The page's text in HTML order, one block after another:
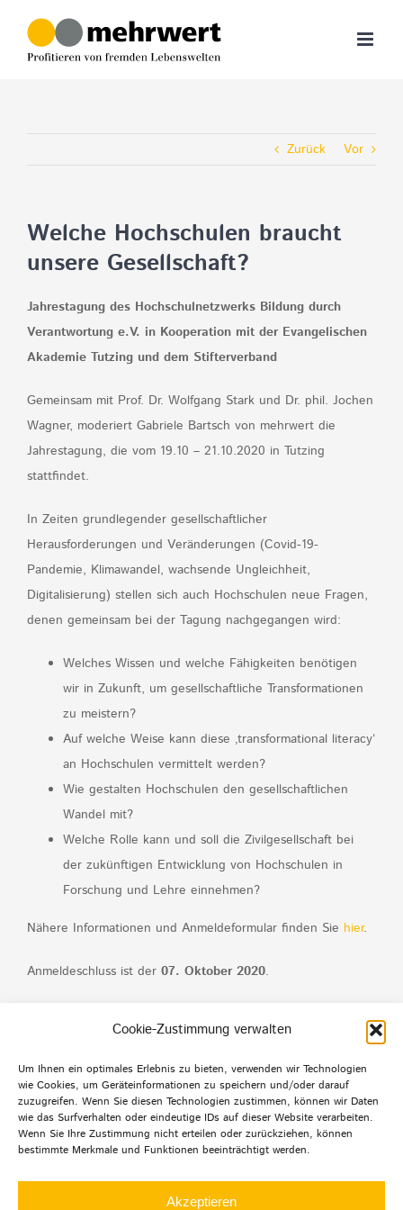
Cookie-Zustimmung verwalten
Um Ihnen ein optimales Erlebnis zu bieten, verwenden wir Technologien
wie Cookies, um Geräteinformationen zu speichern und/oder darauf
zuzugreifen. Wenn Sie diesen Technologien zustimmen, können wir Daten
wie das Surfverhalten oder eindeutige IDs auf dieser Website verarbeiten.
Wenn Sie Ihre Zustimmung nicht erteilen oder zurückziehen, können
bestimmte Merkmale und Funktionen beeinträchtigt werden.
Akzeptieren
Inhalt
springen
Zurück Vor
Welche Hochschulen braucht
unsere Gesellschaft?
Jahrestagung des Hochschulnetzwerks Bildung durch
Verantwortung e.V. in Kooperation mit der Evangelischen
Akademie Tutzing und dem Stifterverband
Gemeinsam mit Prof. Dr. Wolfgang Stark und Dr. phil. Jochen
Wagner, moderiert Gabriele Bartsch von mehrwert die
Jahrestagung, die vom 19.10 – 21.10.2020 in Tutzing
stattfindet.
In Zeiten grundlegender gesellschaftlicher
Herausforderungen und Veränderungen (Covid-19-
Pandemie, Klimawandel, wachsende Ungleichheit,
Digitalisierung) stellen sich auch Hochschulen neue Fragen,
denen gemeinsam bei der Tagung nachgegangen wird:
Welches Wissen und welche Fähigkeiten benötigen
wir in Zukunft, um gesellschaftliche Transformationen
zu meistern?
Auf welche Weise kann diese ‚transformational literacy‘
an Hochschulen vermittelt werden?
Wie gestalten Hochschulen den gesellschaftlichen
Wandel mit?
Welche Rolle kann und soll die Zivilgesellschaft bei
der zukünftigen Entwicklung von Hochschulen in
Forschung und Lehre einnehmen?
Nähere Informationen und Anmeldeformular finden Sie hier.
Anmeldeschluss ist der 07. Oktober 2020.
Rechte